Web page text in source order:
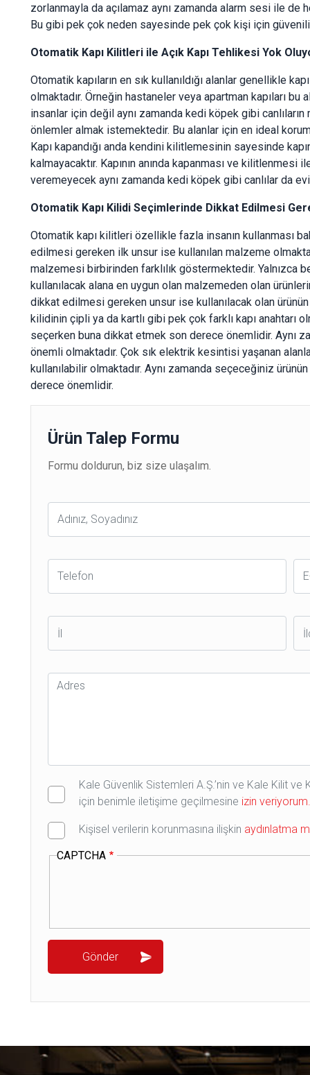
zorlanmayla da açılamaz aynı zamanda alarm sesi ile
Bu gibi pek çok neden sayesinde pek çok kişi için
Otomatik Kapı Kilitleri ile Açık Kapı Tehlikesi Yok
Otomatik kapıların en sık kullanıldığı alanlar genellikle
olmaktadır. Örneğin hastaneler veya apartman kapıları
insanlar için değil aynı zamanda kedi köpek gibi
önlemler almak istemektedir. Bu alanlar için en ideal
Kapı kapandığı anda kendini kilitlemesinin sayesinde
kalmayacaktır. Kapının anında kapanması ve
veremeyecek aynı zamanda kedi köpek gibi canlılar da
Otomatik Kapı Kilidi Seçimlerinde Dikkat Edilmesi
Otomatik kapı kilitleri özellikle fazla insanın kullanması
edilmesi gereken ilk unsur ise kullanılan malzeme
malzemesi birbirinden farklılık göstermektedir. Yalnızca
kullanılacak alana en uygun olan malzemeden olan
dikkat edilmesi gereken unsur ise kullanılacak olan
kilidinin çipli ya da kartlı gibi pek çok farklı kapı anahtarı
seçerken buna dikkat etmek son derece önemlidir. Aynı
önemli olmaktadır. Çok sık elektrik kesintisi yaşanan
kullanılabilir olmaktadır. Aynı zamanda seçeceğiniz
derece önemlidir.
Ürün Talep Formu
Formu doldurun, biz size ulaşalım.
Ad
Soyad
Telefon
E-
İl İlçe
Adres
Kale Güvenlik Sistemleri A.Ş.’nin ve Kale Kilit ve
için benimle iletişime geçilmesine izin veriyorum.
Kişisel verilerin korunmasına ilişkin aydınlatma
CAPTCHA